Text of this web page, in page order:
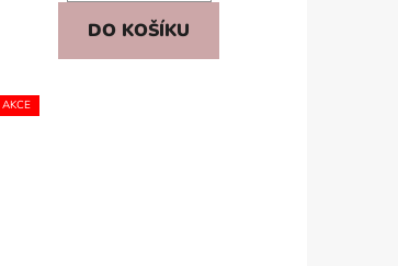
DO KOŠÍKU
AKCE